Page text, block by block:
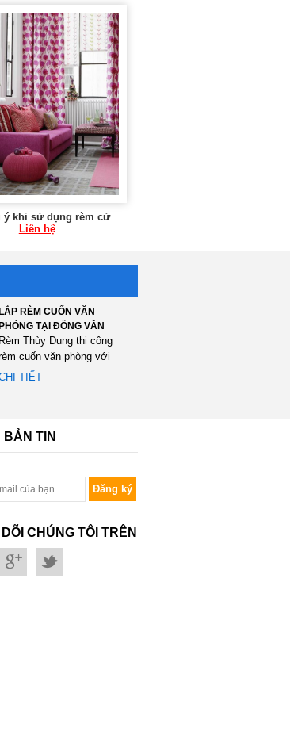
Những lưu ý khi sử dụng rèm cửa chung cư 0975765295 SK59
Liên hệ
LẮP RÈM CUỐN VĂN
PHÒNG TẠI ĐỒNG VĂN
Rèm Thùy Dung thi công
cuốn văn phòng với
diện tích 120m2 tại...
TIẾT
BẢN TIN
Đăng ký
CHÚNG TÔI TRÊN